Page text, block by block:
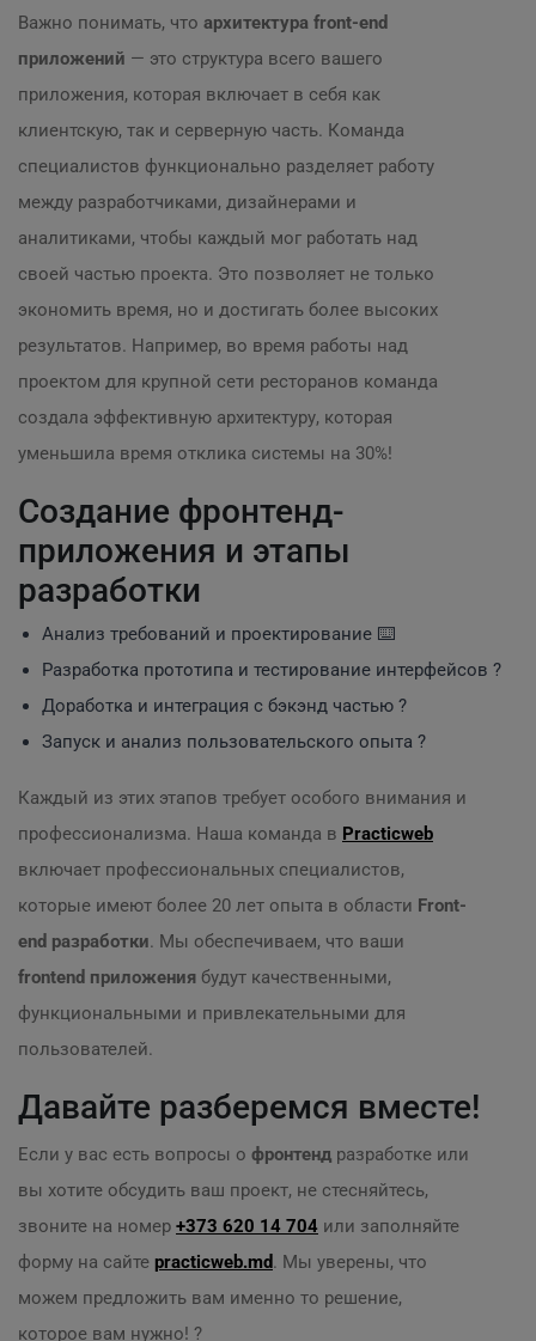
Важно понимать, что архитектура front-end
приложений — это структура всего вашего
приложения, которая включает в себя как
клиентскую, так и серверную часть. Команда
специалистов функционально разделяет работу
между разработчиками, дизайнерами и
аналитиками, чтобы каждый мог работать над
своей частью проекта. Это позволяет не только
экономить время, но и достигать более высоких
результатов. Например, во время работы над
проектом для крупной сети ресторанов команда
создала эффективную архитектуру, которая
уменьшила время отклика системы на 30%!
Создание фронтенд-
приложения и этапы
разработки
Анализ требований и проектирование ⌨️
Разработка прототипа и тестирование интерфейсов ?
Доработка и интеграция с бэкэнд частью ?
Запуск и анализ пользовательского опыта ?
Каждый из этих этапов требует особого внимания и
профессионализма. Наша команда в Practicweb
включает профессиональных специалистов,
которые имеют более 20 лет опыта в области Front-
end разработки. Мы обеспечиваем, что ваши
frontend приложения будут качественными,
функциональными и привлекательными для
пользователей.
Давайте разберемся вместе!
Если у вас есть вопросы о фронтенд разработке или
вы хотите обсудить ваш проект, не стесняйтесь,
звоните на номер +373 620 14 704 или заполняйте
форму на сайте practicweb.md. Мы уверены, что
можем предложить вам именно то решение,
которое вам нужно! ?